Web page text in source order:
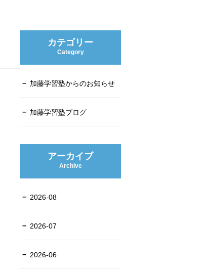
カテゴリー
Category
加藤学習塾からのお知らせ
加藤学習塾ブログ
アーカイブ
Archive
2026-08
2026-07
2026-06